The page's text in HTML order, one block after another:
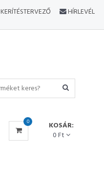
KERÍTÉSTERVEZŐ
HÍRLEVÉL
0
KOSÁR:
0 Ft